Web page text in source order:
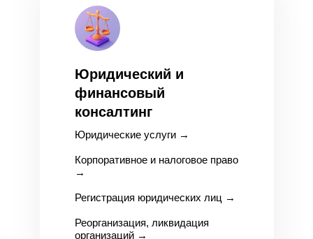
Юридический и
финансовый
консалтинг
Юридические услуги→
Корпоративное и налоговое право
→
Регистрация юридических лиц →
Реорганизация, ликвидация
организаций→